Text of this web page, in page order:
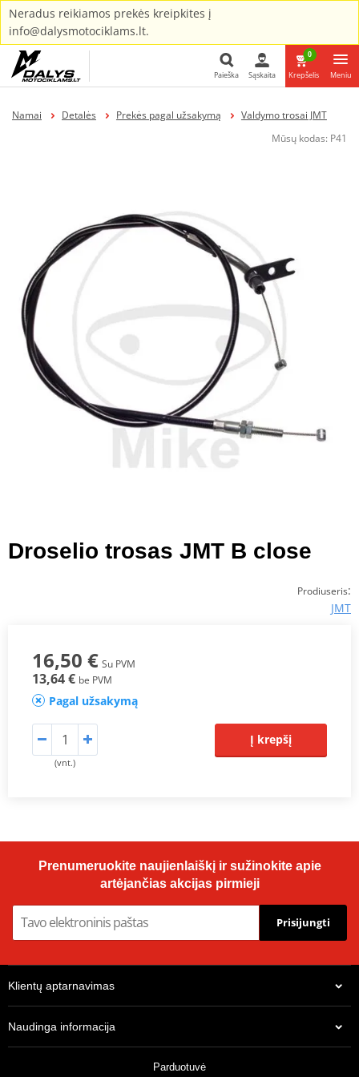
Neradus reikiamos prekės kreipkites į
info@dalysmotociklams.lt.
Paieška
Paieška Sąskaita
0
Krepšelis Meniu
Namai Detalės Prekės pagal užsakymą
Valdymo trosai JMT
Mūsų kodas: P41
Droselio trosas JMT B close
Prodiuseris:
JMT
16,50 € Su PVM
13,64 € be PVM
Pagal užsakymą
(vnt.)
Į krepšį
Prenumeruokite naujienlaiškį ir sužinokite apie
artėjančias akcijas pirmieji
Prisijungti
Klientų aptarnavimas
Naudinga informacija
Parduotuvė